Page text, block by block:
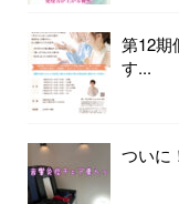
第12
す...
ついに